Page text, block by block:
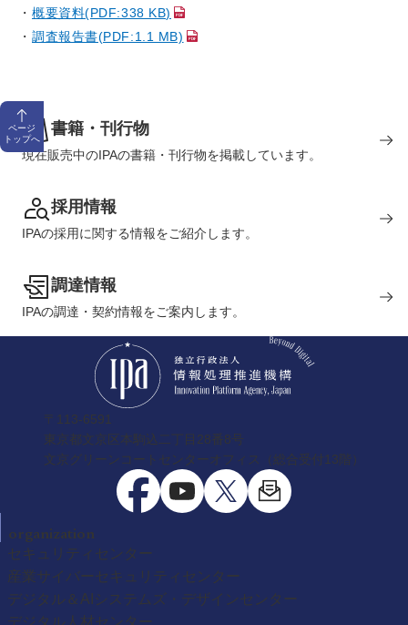
概要資料(PDF:338 KB)
調査報告書(PDF:1.1 MB)
ページ
トップへ
書籍・刊行物
現在販売中のIPAの書籍・刊行物を掲載しています。
採用情報
IPAの採用に関する情報をご紹介します。
調達情報
IPAの調達・契約情報をご案内します。
〒113-6591
東京都文京区本駒込二丁目28番8号
文京グリーンコートセンターオフィス（総合受付13階）
organization
セキュリティセンター
産業サイバーセキュリティセンター
デジタル＆AIシステムズ・デザインセンター
デジタル人材センター